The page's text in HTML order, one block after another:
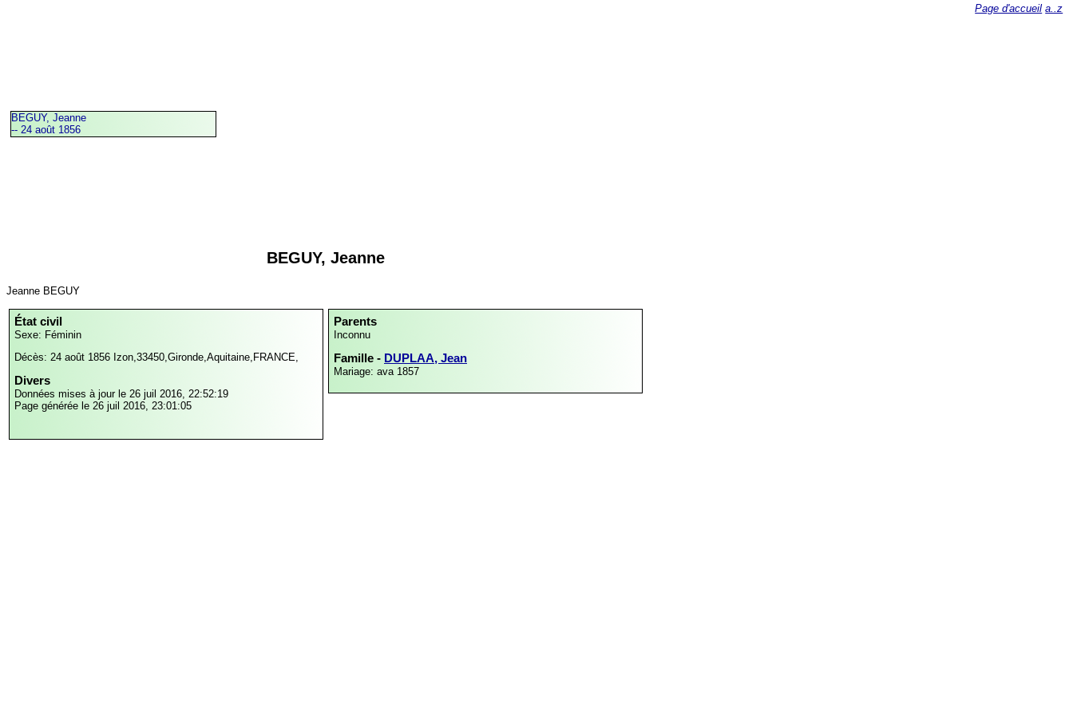
BEGUY, Jeanne
-- 24 août 1856
BEGUY, Jeanne
Jeanne BEGUY
État civil
Sexe: Féminin
Décès: 24 août 1856 Izon,33450,Gironde,Aquitaine,FRANCE,
Divers
Données mises à jour le 26 juil 2016, 22:52:19
Page générée le 26 juil 2016, 23:01:05
Parents
Inconnu
Famille - DUPLAA, Jean
Mariage: ava 1857
Page d'accueil a..z